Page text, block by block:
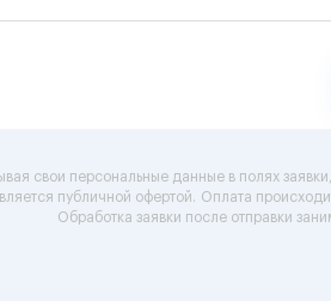
свои персональные данные в полях
публичной офертой. Оплата
Обработка заявки после отправки